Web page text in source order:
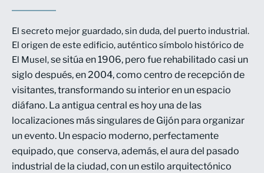
El secreto mejor guardado, sin duda, del puerto industrial.
El origen de este edificio, auténtico símbolo histórico de
El Musel,se sitúa en 1906, pero fue rehabilitado casi un
siglo después, en 2004,como centro de recepción de
visitantes, transformando su interioren un espacio
diáfano. La antigua central es hoy una de las
localizaciones más singulares de Gijón para organizar
un evento. Un espacio moderno, perfectamente
equipado, que conserva, además, el aura del pasado
industrial de la ciudad,con un estilo arquitectónico